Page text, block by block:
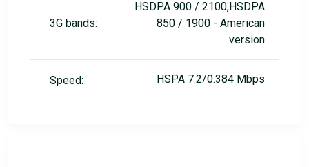
3G bands:
HSDPA 900 / 2100,HSDPA
850 / 1900 - American
version
Speed: HSPA 7.2/0.384 Mbps